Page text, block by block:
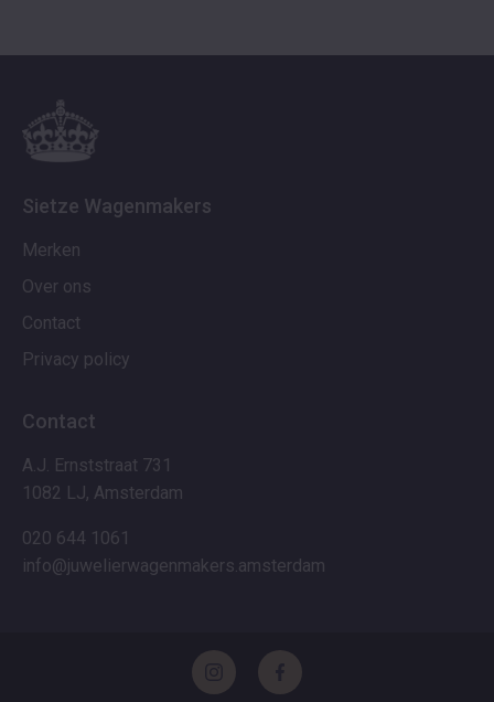
Sietze Wagenmakers
Merken
Over ons
Contact
Privacy policy
Contact
A.J. Ernststraat 731
1082 LJ, Amsterdam
020 644 1061
info@juwelierwagenmakers.amsterdam